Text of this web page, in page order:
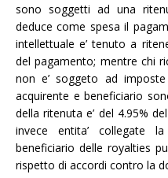
sono soggetti ad una
deduce come spesa il
intellettuale e’ tenuto a
del pagamento; mentre chi
non e’ soggeto ad
acquirente e beneficiario
della ritenuta e’ del 4.95%
invece entita’ collegate
beneficiario delle royalties
rispetto di accordi contro la